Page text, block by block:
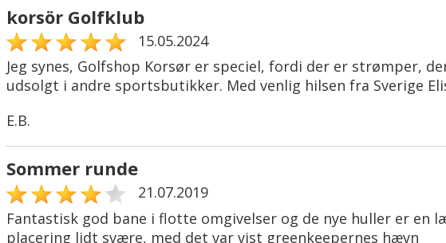
korsör Golfklub
15.05.2024
Jeg synes, Golfshop Korsør er speciel, fordi der er strømper,
udsolgt i andre sportsbutikker. Med venlig hilsen fra Sverige
E.B.
Sommer runde
21.07.2019
Fantastisk god bane i flotte omgivelser og de nye huller er en
placering lidt svære, med det var vist greenkeepernes hævn